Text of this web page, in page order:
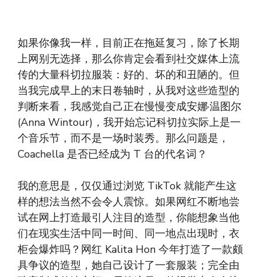
如果你像我一样，目前正在拖延复习，除了长期
上网别无选择，那么你肯定会看到社交媒体上流
传的大量科切拉服装：好的、坏的和丑陋的。但
当我完成早上的末日卷轴时，从我对这些造型的
判断来看，我感觉自己正在慢慢变成安娜·温图尔
(Anna Wintour)，我开始忘记科切拉实际上是一
个音乐节，而不是一场时装秀。那么问题是，
Coachella 是否已经成为 T 台的代名词？
我的意思是，仅仅通过浏览 TikTok 就能产生这
样的想法当然不会令人震惊。如果网红不断地尝
试在网上打造最引人注目的造型，你能想象当他
们在现实生活中同一时间、同一地点出现时，衣
柜会爆炸吗？网红 Kalita Hon 今年打造了一款颇
具争议的造型，她自己设计了一套服装；完全由